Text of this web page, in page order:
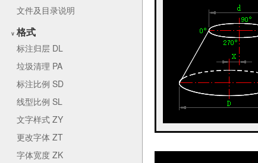
文件及目录说明
∨ 格式
标注归层 DL
垃圾清理 PA
标注比例 SD
线型比例 SL
文字样式 ZY
更改字体 ZT
字体宽度 ZK